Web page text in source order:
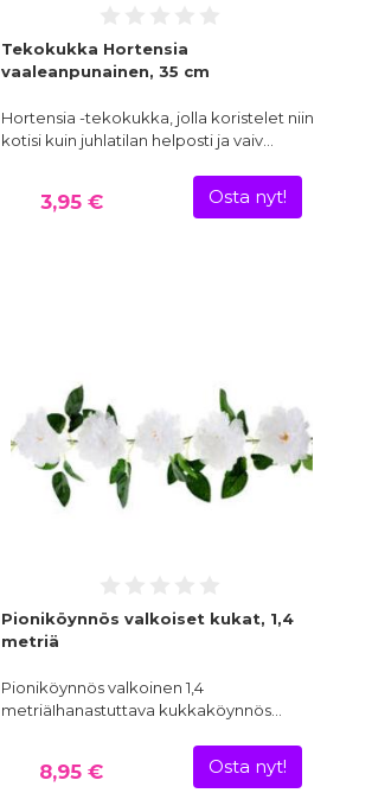
Tekokukka Hortensia
vaaleanpunainen, 35 cm
Hortensia -tekokukka, jolla koristelet niin
kotisi kuin juhlatilan helposti ja vaiv…
3,95 € Osta nyt!
Pioniköynnös valkoiset kukat, 1,4
metriä
Pioniköynnös valkoinen 1,4
metriäIhanastuttava kukkaköynnös…
8,95 € Osta nyt!